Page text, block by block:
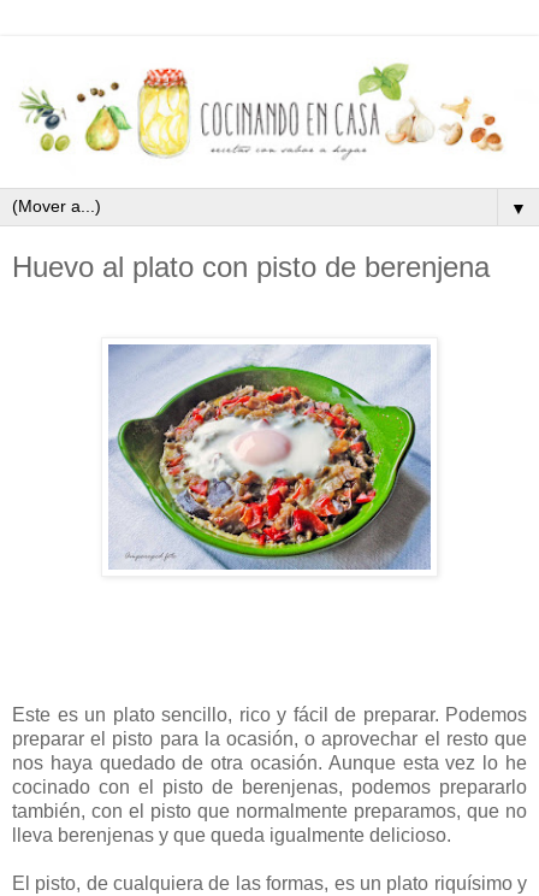
▼
Huevo al plato con pisto de berenjena
Este es un plato sencillo, rico y fácil de preparar. Podemos
preparar el pisto para la ocasión, o aprovechar el resto que
nos haya quedado de otra ocasión. Aunque esta vez lo he
cocinado con el pisto de berenjenas, podemos prepararlo
también, con el pisto que normalmente preparamos, que no
lleva berenjenas y que queda igualmente delicioso.
El pisto, de cualquiera de las formas, es un plato riquísimo y